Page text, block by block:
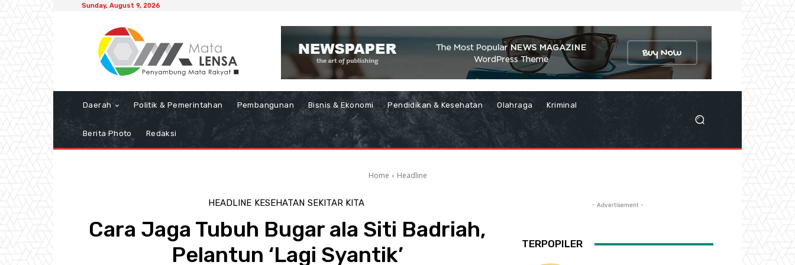
Sunday, August 9, 2026
Daerah Politik & Pemerintahan Pembangunan Bisnis & Ekonomi Pendidikan & Kesehatan Olahraga Kriminal
Berita Photo Redaksi
Home Headline
HEADLINE KESEHATAN SEKITAR KITA
Cara Jaga Tubuh Bugar ala Siti Badriah,
Pelantun ‘Lagi Syantik’
- Advertisement -
TERPOPILER